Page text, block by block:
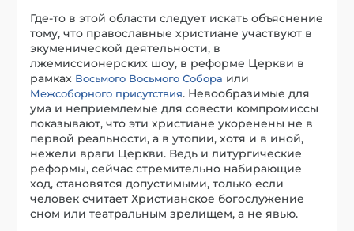
Где-то в этой области следует искать объяснение
тому, что православные христиане участвуют в
экуменической деятельности, в
лжемиссионерских шоу, в реформе Церкви в
рамках Восьмого Восьмого Собора или
Межсоборного присутствия. Невообразимые для
ума и неприемлемые для совести компромиссы
показывают, что эти христиане укоренены не в
первой реальности, а в утопии, хотя и в иной,
нежели враги Церкви. Ведь и литургические
реформы, сейчас стремительно набирающие
ход, становятся допустимыми, только если
человек считает Христианское богослужение
сном или театральным зрелищем, а не явью.